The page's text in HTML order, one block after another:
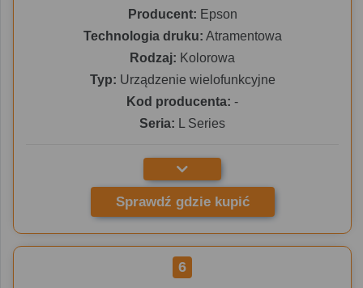
Producent: Epson
Technologia druku: Atramentowa
Rodzaj: Kolorowa
Typ: Urządzenie wielofunkcyjne
Kod producenta: -
Seria: L Series
Sprawdź gdzie kupić
6